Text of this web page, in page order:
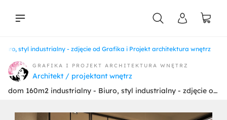
styl industrialny - zdjęcie od Grafika i Projekt architektura wnętrz
GRAFIKA I PROJEKT ARCHITEKTURA WNĘTRZ
Architekt / projektant wnętrz
dom 160m2 industrialny - Biuro, styl industrialny - zdjęcie od Grafika i Projekt architektura wnętrz